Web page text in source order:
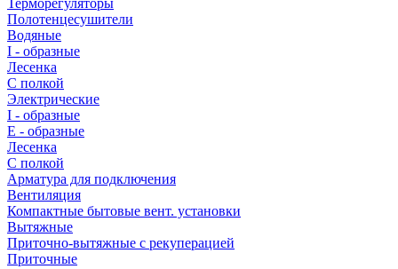
Терморегуляторы
Полотенцесушители
Водяные
I - образные
Лесенка
С полкой
Электрические
I - образные
E - образные
Лесенка
С полкой
Арматура для подключения
Вентиляция
Компактные бытовые вент. установки
Вытяжные
Приточно-вытяжные с рекуперацией
Приточные